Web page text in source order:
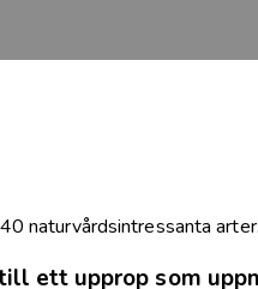
naturvårdsintressanta
ett upprop som